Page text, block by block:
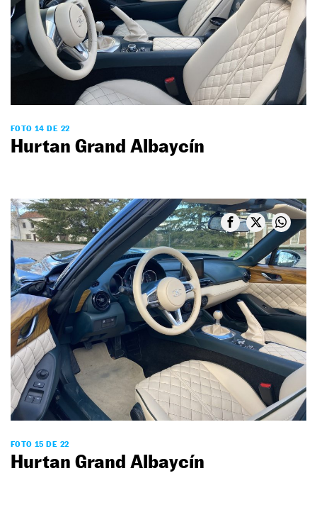
FOTO 14 DE 22
Hurtan Grand Albaycín
FOTO 15 DE 22
Hurtan Grand Albaycín